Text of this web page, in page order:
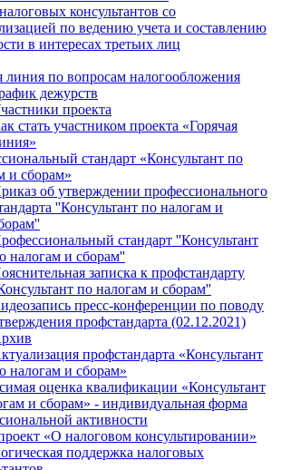
консультантов со
по ведению учета и составлению
в интересах третьих лиц
линия по вопросам налогообложения
дежурств
проекта
стать участником проекта «Горячая
стандарт «Консультант по
и сборам»
об утверждении профессионального
''Консультант по налогам и
стандарт ''Консультант
налогам и сборам''
записка к профстандарту
по налогам и сборам''
пресс-конференции по поводу
профстандарта (02.12.2021)
профстандарта «Консультант
налогам и сборам»
оценка квалификации «Консультант
и сборам» - индивидуальная форма
активности
«О налоговом консультировании»
поддержка налоговых